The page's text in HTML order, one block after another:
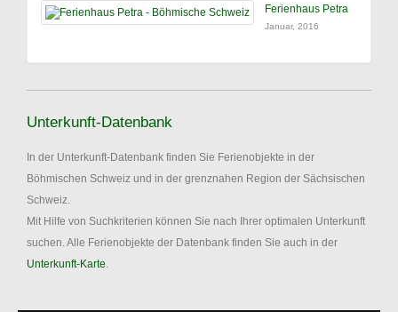
Ferienhaus Petra
Januar, 2016
Unterkunft-Datenbank
In der Unterkunft-Datenbank finden Sie Ferienobjekte in der
Böhmischen Schweiz und in der grenznahen Region der Sächsischen
Schweiz.
Mit Hilfe von Suchkriterien können Sie nach Ihrer optimalen Unterkunft
suchen. Alle Ferienobjekte der Datenbank finden Sie auch in der
Unterkunft-Karte.